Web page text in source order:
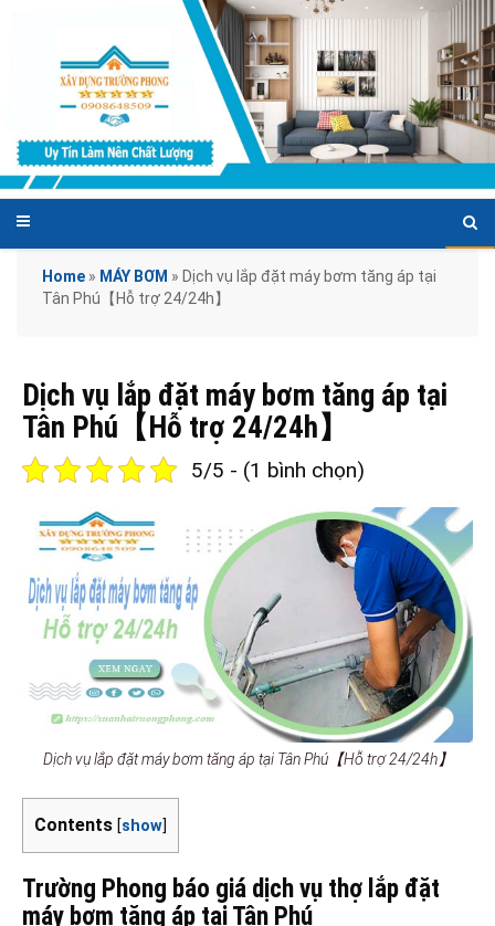
Home » MÁY BƠM » Dịch vụ lắp đặt máy bơm tăng áp tại
Tân Phú【Hỗ trợ 24/24h】
Dịch vụ lắp đặt máy bơm tăng áp tại
Tân Phú【Hỗ trợ 24/24h】
5/5 - (1 bình chọn)
Dịch vụ lắp đặt máy bơm tăng áp tại Tân Phú【Hỗ trợ 24/24h】
Contents [show]
Trường Phong báo giá dịch vụ thợ lắp đặt
máy bơm tăng áp tại Tân Phú